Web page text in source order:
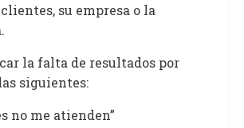
su empresa o la
la falta de resultados por
siguientes:
no me atienden”